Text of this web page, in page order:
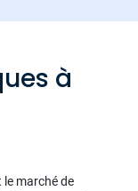
à
marché de